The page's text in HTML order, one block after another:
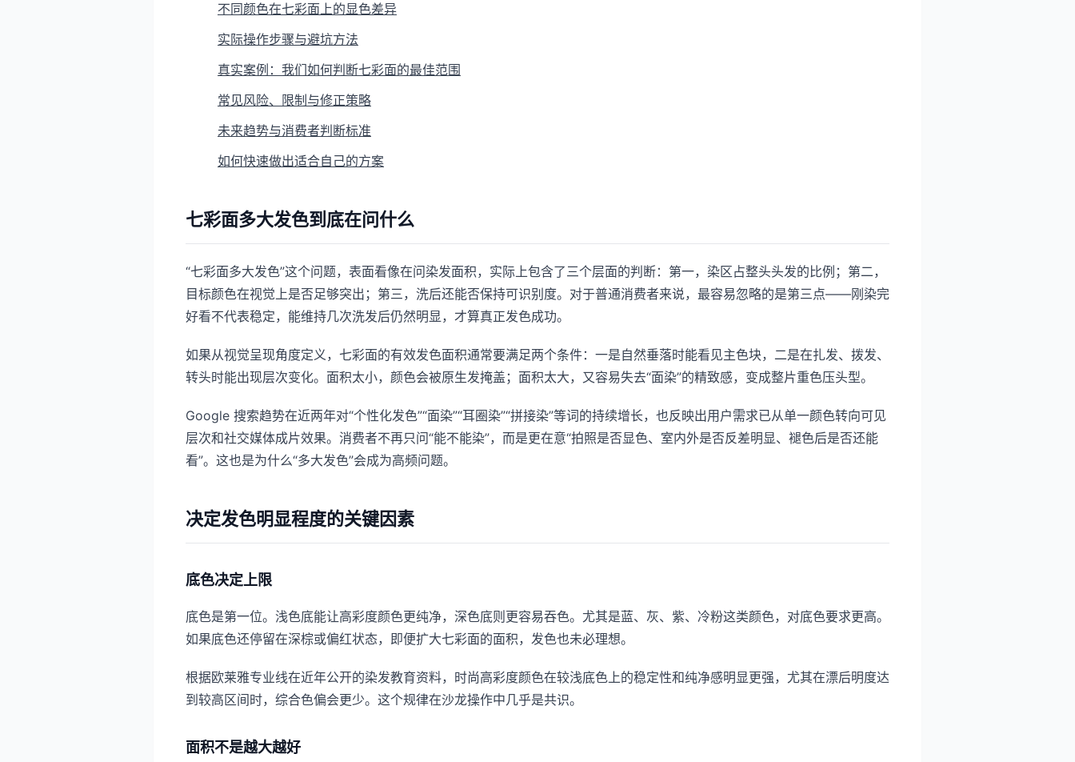
不同颜色在七彩面上的显色差异
实际操作步骤与避坑方法
真实案例：我们如何判断七彩面的最佳范围
常见风险、限制与修正策略
未来趋势与消费者判断标准
如何快速做出适合自己的方案
七彩面多大发色到底在问什么
“七彩面多大发色”这个问题，表面看像在问染发面积，实际上包含了三个层面的判断：第一，染区占整头头发的比例；第二，
目标颜色在视觉上是否足够突出；第三，洗后还能否保持可识别度。对于普通消费者来说，最容易忽略的是第三点——刚染完
好看不代表稳定，能维持几次洗发后仍然明显，才算真正发色成功。
如果从视觉呈现角度定义，七彩面的有效发色面积通常要满足两个条件：一是自然垂落时能看见主色块，二是在扎发、拨发、
转头时能出现层次变化。面积太小，颜色会被原生发掩盖；面积太大，又容易失去“面染”的精致感，变成整片重色压头型。
Google 搜索趋势在近两年对“个性化发色”“面染”“耳圈染”“拼接染”等词的持续增长，也反映出用户需求已从单一颜色转向可见
层次和社交媒体成片效果。消费者不再只问“能不能染”，而是更在意“拍照是否显色、室内外是否反差明显、褪色后是否还能
看”。这也是为什么“多大发色”会成为高频问题。
决定发色明显程度的关键因素
底色决定上限
底色是第一位。浅色底能让高彩度颜色更纯净，深色底则更容易吞色。尤其是蓝、灰、紫、冷粉这类颜色，对底色要求更高。
如果底色还停留在深棕或偏红状态，即便扩大七彩面的面积，发色也未必理想。
根据欧莱雅专业线在近年公开的染发教育资料，时尚高彩度颜色在较浅底色上的稳定性和纯净感明显更强，尤其在漂后明度达
到较高区间时，综合色偏会更少。这个规律在沙龙操作中几乎是共识。
面积不是越大越好